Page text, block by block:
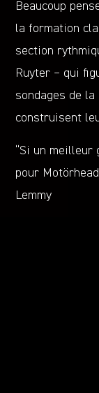
Beaucoup
la formation
section
Ruyter – qui
sondages de la
construisent
“Si un meilleur
pour
Lemmy